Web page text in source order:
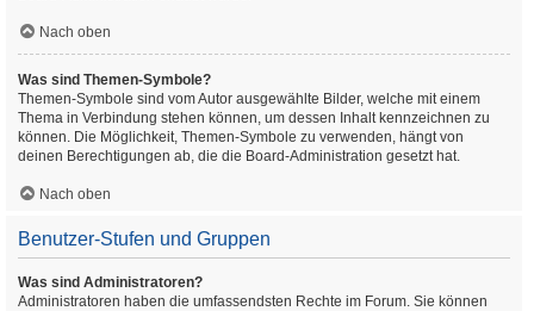
Nach oben
Was sind Themen-Symbole?
Themen-Symbole sind vom Autor ausgewählte Bilder, welche mit einem
Thema in Verbindung stehen können, um dessen Inhalt kennzeichnen zu
können. Die Möglichkeit, Themen-Symbole zu verwenden, hängt von
deinen Berechtigungen ab, die die Board-Administration gesetzt hat.
Nach oben
Benutzer-Stufen und Gruppen
Was sind Administratoren?
Administratoren haben die umfassendsten Rechte im Forum. Sie können